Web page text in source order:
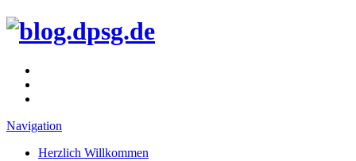
Navigation
Herzlich Willkommen